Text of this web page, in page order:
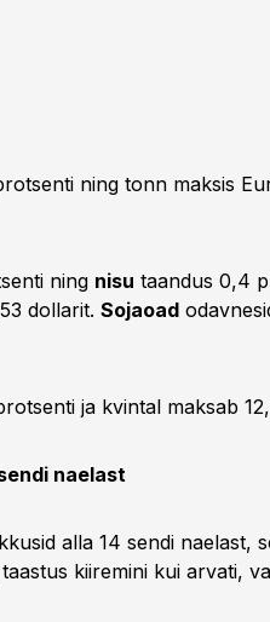
ning tonn maksis
ning nisu taandus 0,4
dollarit. Sojaoad
ja kvintal maksab
naelast
alla 14 sendi naelast,
kiiremini kui arvati,